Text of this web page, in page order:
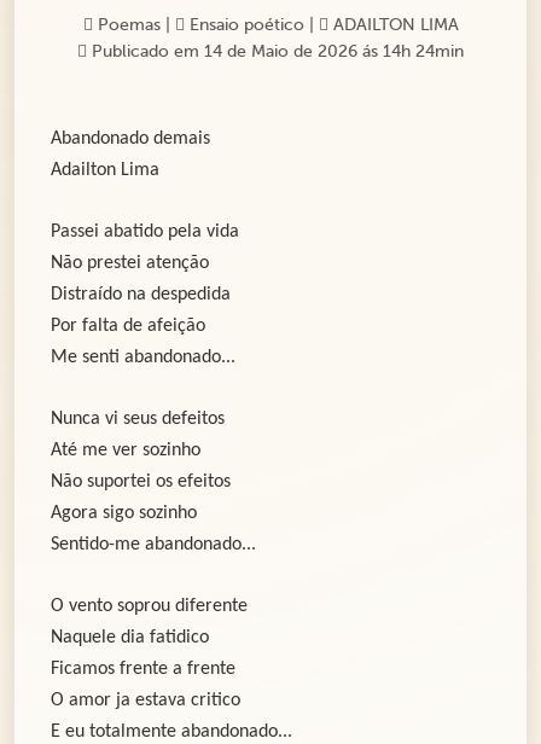
Poemas| Ensaio poético|
ADAILTON LIMA
Publicado em 14 de Maio de 2026 ás 14h 24min
Abandonado demais
Adailton Lima
Passei abatido pela vida
Não prestei atenção
Distraído na despedida
Por falta de afeição
Me senti abandonado...
Nunca vi seus defeitos
Até me ver sozinho
Não suportei os efeitos
Agora sigo sozinho
Sentido-me abandonado...
O vento soprou diferente
Naquele dia fatidico
Ficamos frente a frente
O amor ja estava critico
E eu totalmente abandonado...